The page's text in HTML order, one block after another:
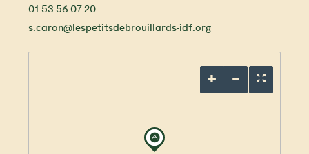
01 53 56 07 20
s.caron@lespetitsdebrouillards-idf.org